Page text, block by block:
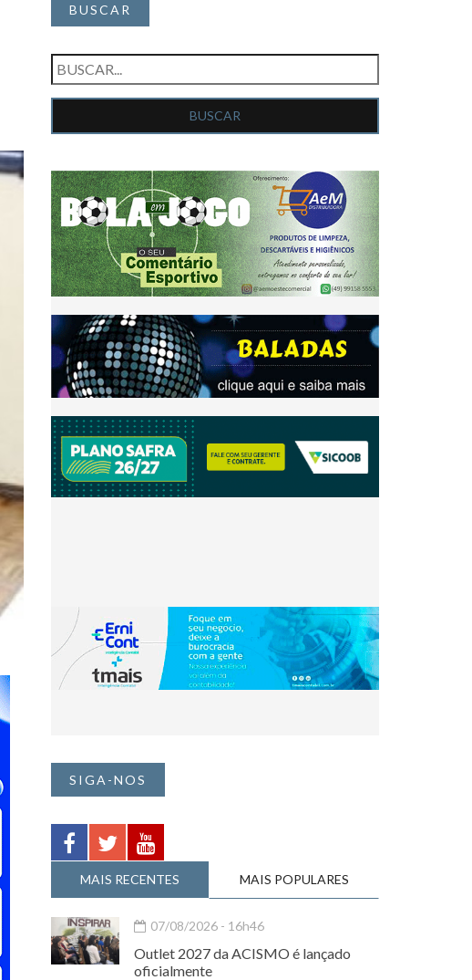
BUSCAR
SIGA-NOS
MAIS RECENTES MAIS POPULARES
07/08/2026 - 16h46
Outlet 2027 da ACISMO é lançado
oficialmente